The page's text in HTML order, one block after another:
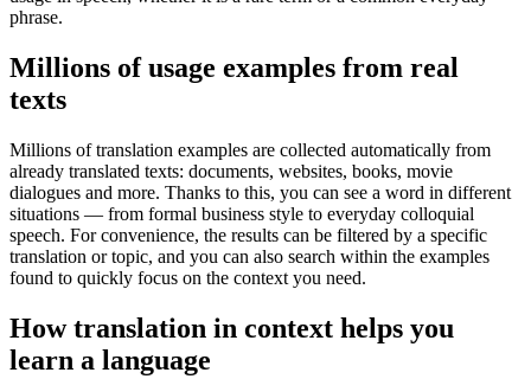
phrase.
Millions of usage examples from real
texts
Millions of translation examples are collected automatically from
already translated texts: documents, websites, books, movie
dialogues and more. Thanks to this, you can see a word in different
situations — from formal business style to everyday colloquial
speech. For convenience, the results can be filtered by a specific
translation or topic, and you can also search within the examples
found to quickly focus on the context you need.
How translation in context helps you
learn a language